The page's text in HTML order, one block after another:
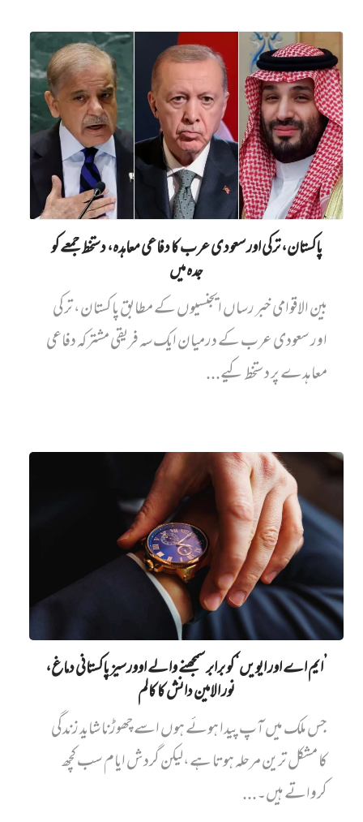
پاکستان، ترکی اور سعودی عرب کا دفاعی معاہدہ، دستخط جمعے کو
جدہ میں
بین الاقوامی خبر رساں ایجنسیوں کے مطابق پاکستان، ترکی
اور سعودی عرب کے درمیان ایک سہ فریقی مشترکہ دفاعی
معاہدے پر دستخط کیے...
’ایم اے اور ایویں‌‘ کو برابر سمجھنے والے اوورسیز پاکستانی دماغ،
نور الامین دانش کا کالم
جس ملک میں آپ پیدا ہوئے ہوں اسے چھوڑنا شاید زندگی
کا مشکل ترین مرحلہ ہوتا ہے،لیکن گردش ایام سب کچھ
کرواتے ہیں۔...